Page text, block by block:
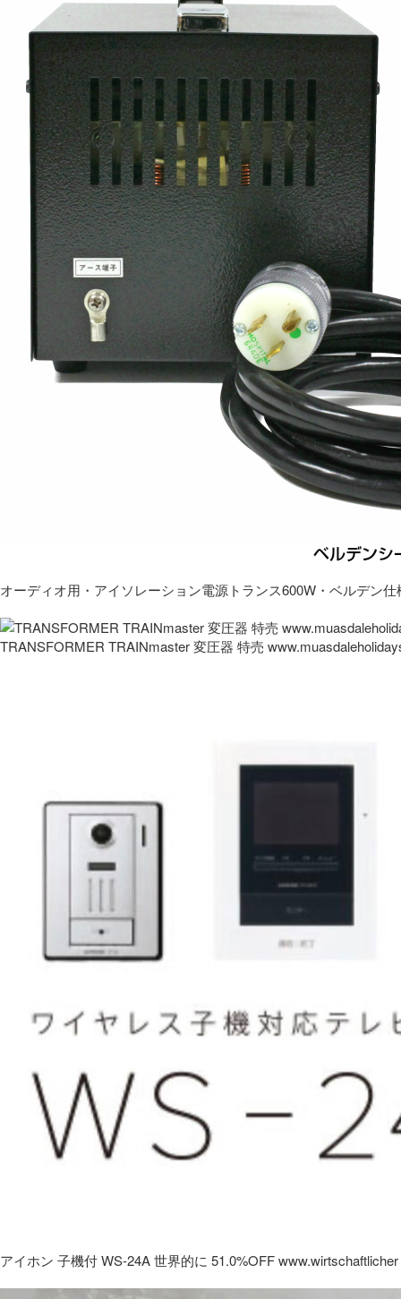
オーディオ用・アイソレーション電源トランス600W・ベルデン仕
TRANSFORMER TRAINmaster 変圧器 特売
アイホン 子機付 WS-24A 世界的に 51.0%OFF www.wirtschaftlicher